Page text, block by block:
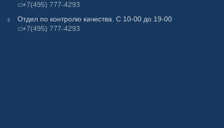
+7(495) 777-4293
Отдел по контролю качества. С 10-00 до 19-00
+7(495) 777-4293